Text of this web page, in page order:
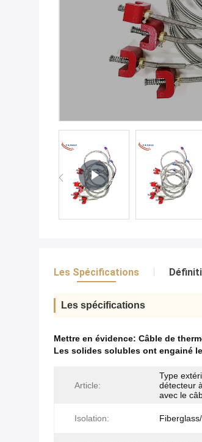
Les Spécifications
Les spécifications
Mettre en évidence: Câble de
Les solides solubles ont engainé
Article:
Type
détecteur
avec le
Isolation: